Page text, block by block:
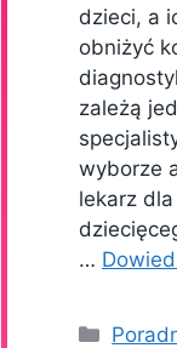
dzieci, a
obniżyć
zależą
wyborze
lekarz
…